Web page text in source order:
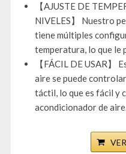
【AJUSTE DE
NIVELES】 Nuestro
tiene múltiples
temperatura, lo que le
【FÁCIL DE USAR】
aire se puede
táctil, lo que es fácil y
acondicionador de